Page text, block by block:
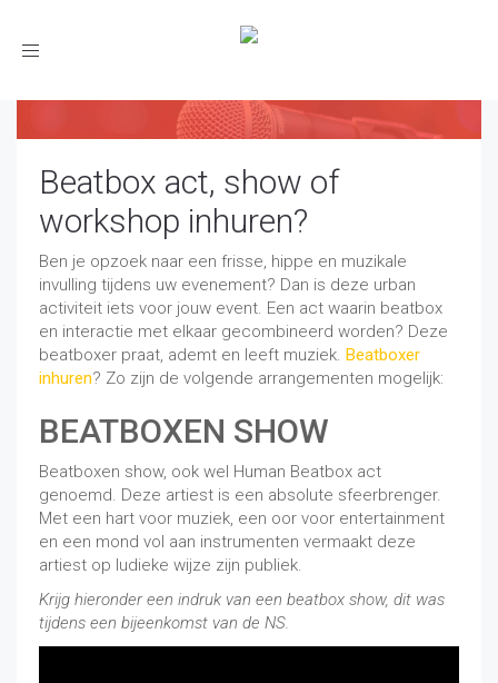
Toggle
Beatbox act, show of
workshop inhuren?
Ben je opzoek naar een frisse, hippe en muzikale
invulling tijdens uw evenement? Dan is deze urban
activiteit iets voor jouw event. Een act waarin beatbox
en interactie met elkaar gecombineerd worden? Deze
beatboxer praat, ademt en leeft muziek. Beatboxer
inhuren? Zo zijn de volgende arrangementen mogelijk:
BEATBOXEN SHOW
Beatboxen show, ook wel Human Beatbox act
genoemd. Deze artiest is een absolute sfeerbrenger.
Met een hart voor muziek, een oor voor entertainment
en een mond vol aan instrumenten vermaakt deze
artiest op ludieke wijze zijn publiek.
Krijg hieronder een indruk van een beatbox show, dit was
tijdens een bijeenkomst van de NS.